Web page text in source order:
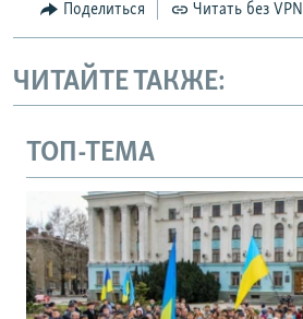
Поделиться Читать без VPN
ЧИТАЙТЕ ТАКЖЕ:
ТОП-ТЕМА